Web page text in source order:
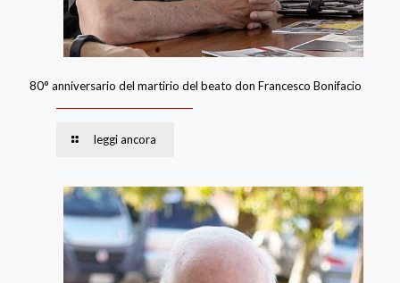
80° anniversario del martirio del beato don Francesco Bonifacio
leggi ancora